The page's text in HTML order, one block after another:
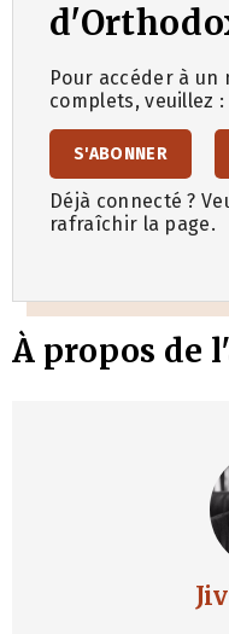
Pour accéder à
complets, veuillez :
S'ABONNER
Déjà connecté ?
rafraîchir la page.
À propos de